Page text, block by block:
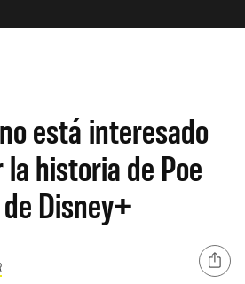
está interesado
historia de Poe
Disney+